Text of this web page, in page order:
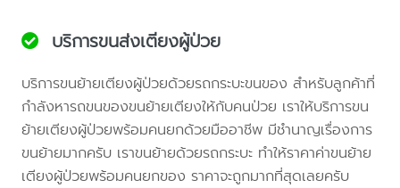
บริการขนส่งเตียงผู้ป่วย
บริการขนย้ายเตียงผู้ป่วยด้วยรถกระบะขนของ สำหรับลูกค้าที่
กำลังหารถขนของขนย้ายเตียงให้กับคนป่วย เราให้บริการขน
ย้ายเตียงผู้ป่วยพร้อมคนยกด้วยมืออาชีพ มีชำนาญเรื่องการ
ขนย้ายมากครับ เราขนย้ายด้วยรถกระบะ ทำให้ราคาค่าขนย้าย
เตียงผู้ป่วยพร้อมคนยกของ ราคาจะถูกมากที่สุดเลยครับ